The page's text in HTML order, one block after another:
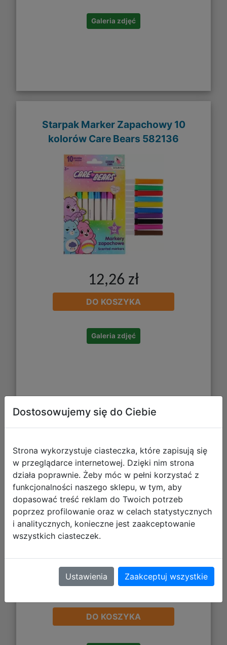
Galeria zdjęć
Starpak Marker Zapachowy 10
kolorów Care Bears 582136
12,26 zł
DO KOSZYKA
Galeria zdjęć
Okrągły Czarny A12 524559
DO KOSZYKA
Dostosowujemy się do Ciebie
Strona wykorzystuje ciasteczka, które zapisują się
w przeglądarce internetowej. Dzięki nim strona
działa poprawnie. Żeby móc w pełni korzystać z
funkcjonalności naszego sklepu, w tym, aby
dopasować treść reklam do Twoich potrzeb
poprzez profilowanie oraz w celach statystycznych
i analitycznych, konieczne jest zaakceptowanie
wszystkich ciasteczek.
Ustawienia Zaakceptuj wszystkie